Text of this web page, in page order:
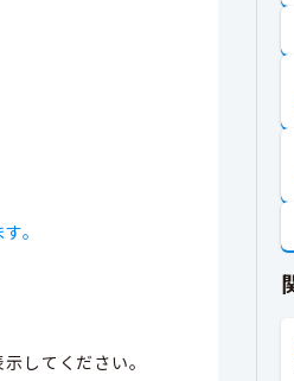
。
してください。